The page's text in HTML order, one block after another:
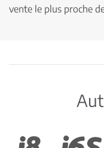
vente le plus proche